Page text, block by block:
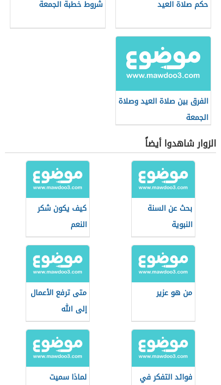
حكم صلاة العيد شروط خطبة الجمعة
الفرق بين صلاة العيد وصلاة
الجمعة
الزوار شاهدوا أيضاً
بحث عن السنة
النبوية
كيف يكون شكر
النعم
من هو عزير
متى ترفع الأعمال
إلى الله
فوائد التفكر في
لماذا سميت